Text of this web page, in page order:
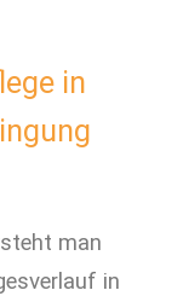
in
man
in